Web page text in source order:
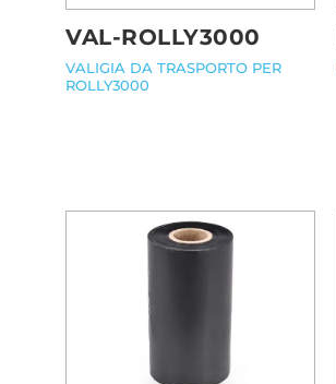
VAL-ROLLY3000
VALIGIA DA TRASPORTO PER
ROLLY3000